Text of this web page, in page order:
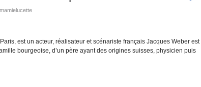
est un acteur, réalisateur et scénariste français Jacques Weber est
bourgeoise, d’un père ayant des origines suisses, physicien puis